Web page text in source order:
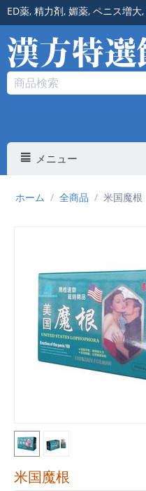
ED薬, 精力剤, 媚薬, ペニス増大,
メニュー
ホーム / 全商品 / 米国魔根
米国魔根